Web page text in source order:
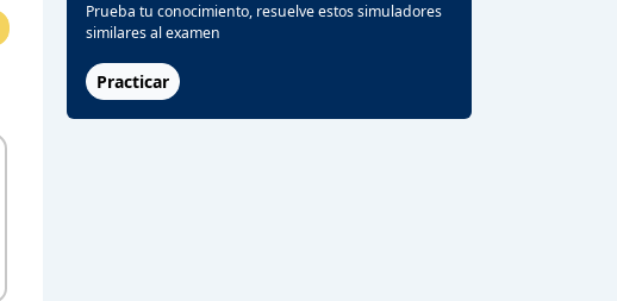
Prueba tu conocimiento, resuelve estos simuladores
similares al examen
Practicar